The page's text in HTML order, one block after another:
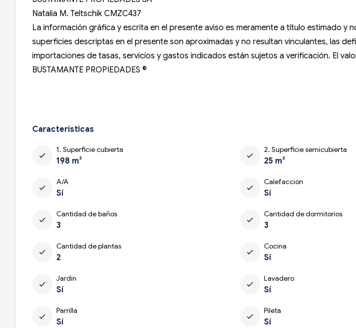
Natalia M. Teltschik CMZC437
La información gráfica y escrita en el presente aviso es meramente a título estimado
superficies descriptas en el presente son aproximadas y no resultan vinculantes, las
importaciones de tasas, servicios y gastos indicados están sujetos a verificación. El
BUSTAMANTE PROPIEDADES ®
Características
check
1. Superficie cubierta
198 m²
check
2. Superficie semicubierta
25 m²
check
A/A
Sí
check
Calefacción
Sí
check
Cantidad de baños
3
check
Cantidad de dormitorios
3
check
Cantidad de plantas
2
check
Cocina
Sí
check
Jardín
Sí
check
Lavadero
Sí
check
Parrilla
Sí
check
Pileta
Sí